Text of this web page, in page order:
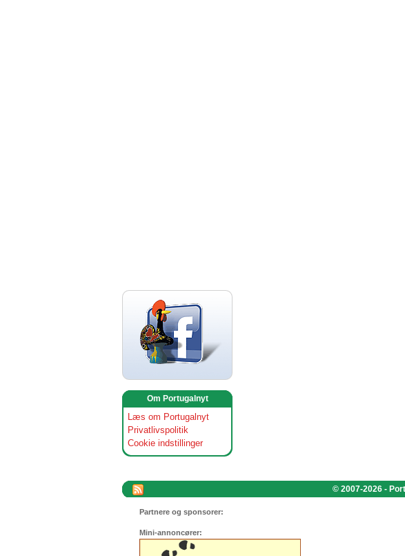
Om Portugalnyt
Læs om Portugalnyt
Privatlivspolitik
Cookie indstillinger
© 2007-2026 -
Partnere og sponsorer:
Mini-annoncører: